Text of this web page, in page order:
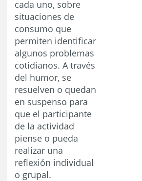
cada uno, sobre
situaciones de
consumo que
permiten identificar
algunos problemas
cotidianos. A través
del humor, se
resuelven o quedan
en suspenso para
que el participante
de la actividad
piense o pueda
realizar una
reflexión individual
o grupal.